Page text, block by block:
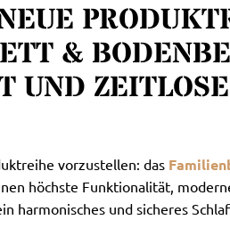
&
UND ZEITLOSE
vorzustellen: das
höchste Funktionalität,
harmonisches und sicheres